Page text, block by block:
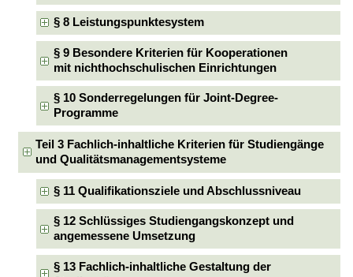
§ 8 Leistungspunktesystem
§ 9 Besondere Kriterien für Kooperationen
mit nichthochschulischen Einrichtungen
§ 10 Sonderregelungen für Joint-Degree-
Programme
Teil 3 Fachlich-inhaltliche Kriterien für Studiengänge
und Qualitätsmanagementsysteme
§ 11 Qualifikationsziele und Abschlussniveau
§ 12 Schlüssiges Studiengangskonzept und
angemessene Umsetzung
§ 13 Fachlich-inhaltliche Gestaltung der